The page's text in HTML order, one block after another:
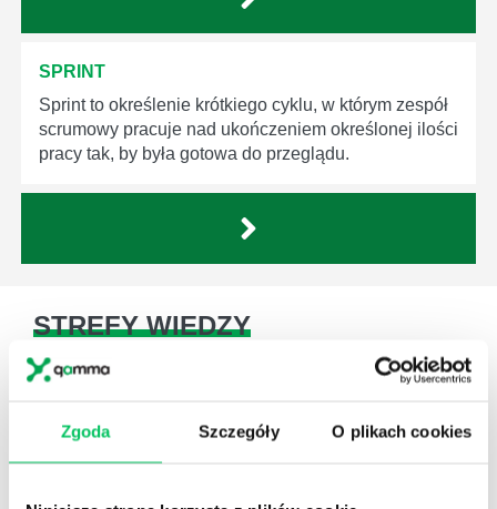
Zgoda Szczegóły O plikach cookies
SPRINT
Sprint to określenie krótkiego cyklu, w którym zespół
scrumowy pracuje nad ukończeniem określonej ilości
pracy tak, by była gotowa do przeglądu.
STREFY WIEDZY